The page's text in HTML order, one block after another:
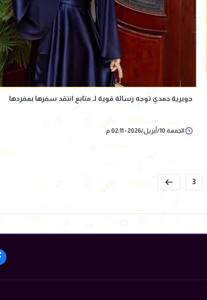
جويرية حمدي توجه رسالة قوية لـ متابع انتقد سفرها بمفردها
الجمعة 10/أبريل/2026 - 02:11 م
3